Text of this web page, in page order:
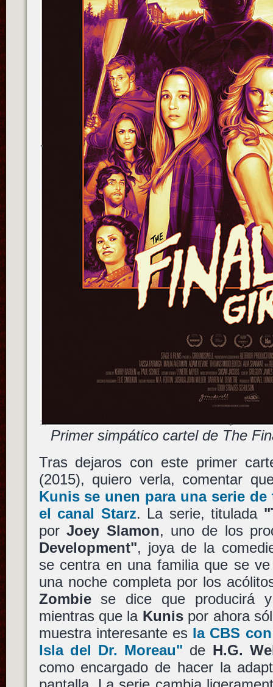
Primer simpático cartel de The
Tras dejaros con este primer
(2015), quiero verla, comentar
Kunisse unen para una serie de
el canal Starz. La serie, titulada
porJoey Slamon, uno de los
Development", joya de la
se centra en una familia que se
una noche completa por los
Zombiese dice que producirá y
mientras que la Kunispor ahora
muestra interesante es la CBS
Isla del Dr. Moreau" de H.G.
como encargado de hacer la